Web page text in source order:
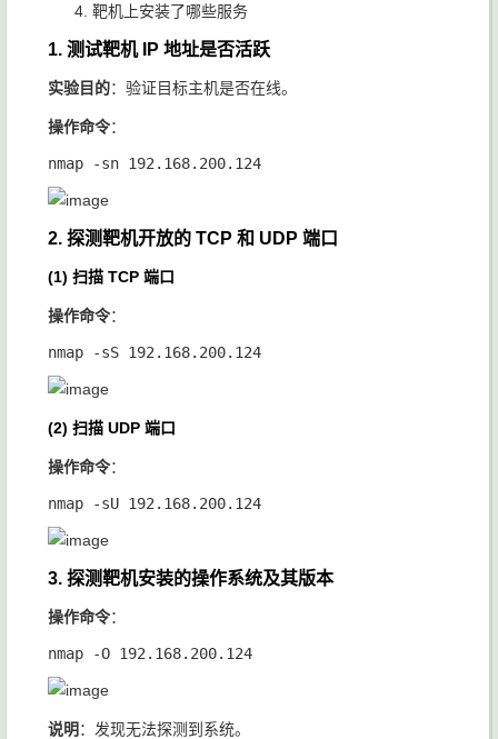
靶机上安装了哪些服务
1. 测试靶机 IP 地址是否活跃
实验目的：验证目标主机是否在线。
操作命令：
2. 探测靶机开放的 TCP 和 UDP 端口
(1) 扫描 TCP 端口
操作命令：
(2) 扫描 UDP 端口
操作命令：
3. 探测靶机安装的操作系统及其版本
操作命令：
说明 ：发现无法探测到系统。